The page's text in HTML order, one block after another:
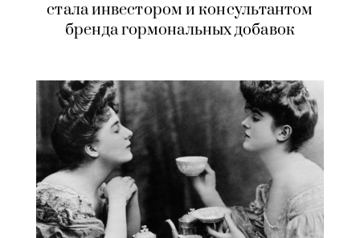
стала инвестором и консультантом
бренда гормональных добавок